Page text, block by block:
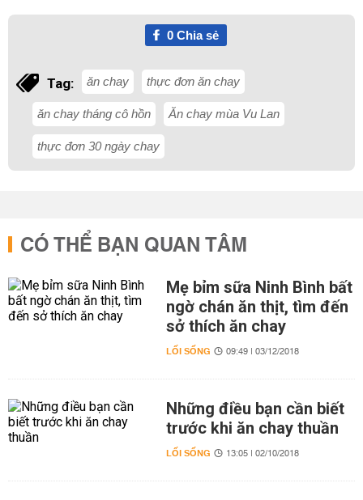
0Chia sẻ
Tag: ăn chay thực đơn ăn chay
ăn chay tháng cô hồn Ăn chay mùa Vu Lan
thực đơn 30 ngày chay
CÓ THỂ BẠN QUAN TÂM
Mẹ bỉm sữa Ninh Bình bất
ngờ chán ăn thịt, tìm đến
sở thích ăn chay
LỐI SỐNG 09:49 | 03/12/2018
Những điều bạn cần biết
trước khi ăn chay thuần
LỐI SỐNG 13:05 | 02/10/2018